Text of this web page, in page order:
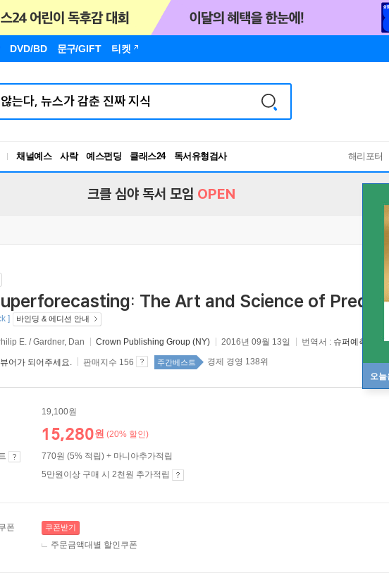
DVD/BD 문구/GIFT 티켓
채널예스 사락 예스펀딩 클래스24
독서유형검사
RBTI Lab
해리포터
오
크클 심야 독서 모임 OPEN
The Art and Science of
]
바인딩 & 에디션 안내
E. / Gardner, Dan Crown Publishing Group (NY) 2016년 09월 13일 번역서 : 슈퍼예측, 그
어가 되어주세요. 판매지수 156 주간베스트 경제 경영 138위
19,100원
15,280원 (20% 할인)
770원 (5% 적립) + 마니아추가적립
5만원이상 구매 시 2천원 추가적립
폰 쿠폰받기
주문금액대별 할인쿠폰